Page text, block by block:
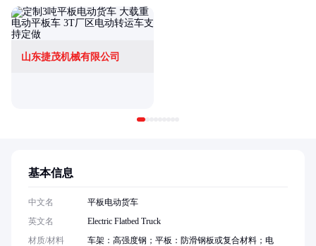
山东捷茂机械有限公司
基本信息
中文名
平板电动货车
英文名
Electric Flatbed Truck
材质/材料
车架：高强度钢；平板：防滑钢板或复合材料；电